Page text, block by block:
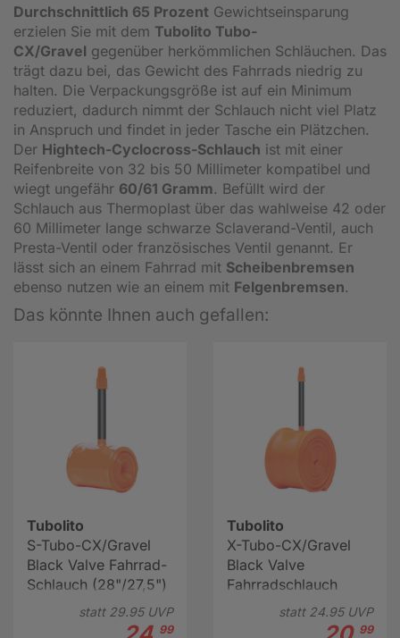
Durchschnittlich 65 Prozent Gewichtseinsparung
erzielen Sie mit dem Tubolito Tubo-
CX/Gravel gegenüber herkömmlichen Schläuchen. Das
trägt dazu bei, das Gewicht des Fahrrads niedrig zu
halten. Die Verpackungsgröße ist auf ein Minimum
reduziert, dadurch nimmt der Schlauch nicht viel Platz
in Anspruch und findet in jeder Tasche ein Plätzchen.
Der Hightech-Cyclocross-Schlauch ist mit einer
Reifenbreite von 32 bis 50 Millimeter kompatibel und
wiegt ungefähr 60/61 Gramm. Befüllt wird der
Schlauch aus Thermoplast über das wahlweise 42 oder
60 Millimeter lange schwarze Sclaverand-Ventil, auch
Presta-Ventil oder französisches Ventil genannt. Er
lässt sich an einem Fahrrad mit Scheibenbremsen
ebenso nutzen wie an einem mit Felgenbremsen.
Das könnte Ihnen auch gefallen:
Tubolito
S-Tubo-CX/Gravel
Black Valve Fahrrad-
Schlauch (28"/27,5")
statt 29.95UVP
99
Tubolito
X-Tubo-CX/Gravel
Black Valve
Fahrradschlauch
statt 24.95UVP
99